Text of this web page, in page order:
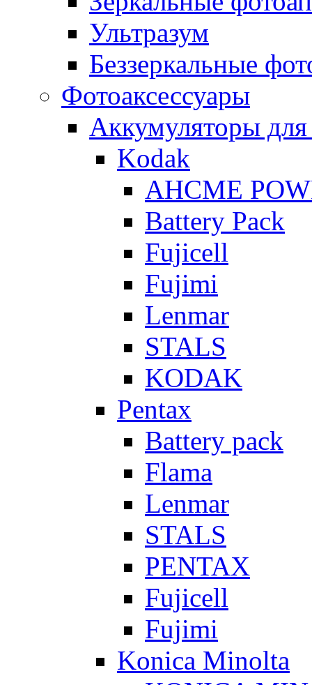
Ультразум
Беззеркальные
Фотоаксессуары
Аккумуляторы для
Kodak
AHCME
Battery Pack
Fujicell
Fujimi
Lenmar
STALS
KODAK
Pentax
Battery pack
Flama
Lenmar
STALS
PENTAX
Fujicell
Fujimi
Konica Minolta